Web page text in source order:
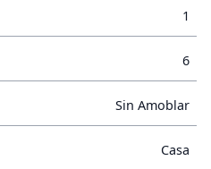
1
6
Sin Amoblar
Casa